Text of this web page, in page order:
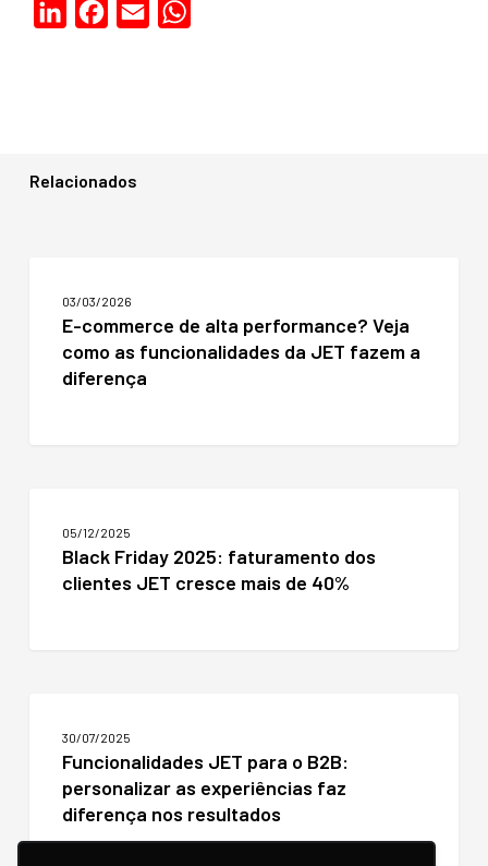
LinkedInFacebook
Email
Relacionados
performance?
diferença
03/03/2026
E-commerce de alta performance? Veja
como as funcionalidades da JET fazem a
diferença
2025:
faturamento
05/12/2025
Black Friday 2025: faturamento dos
clientes JET cresce mais de 40%
para
B2B:
personalizar
as
30/07/2025
Funcionalidades JET para o B2B:
personalizar as experiências faz
diferença nos resultados